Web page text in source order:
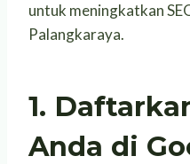
untuk meningkatkan
Palangkaraya.
1.
Anda di